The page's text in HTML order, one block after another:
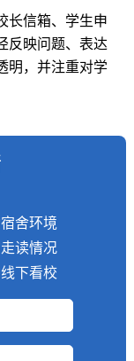
长信箱、学生申
反映问题、表达
明，并注重对学
舍环境
读情况
下看校